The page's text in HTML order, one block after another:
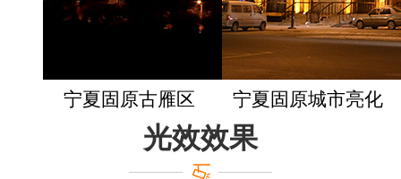
宁夏固原古雁区 宁夏固原城市亮化
光效效果